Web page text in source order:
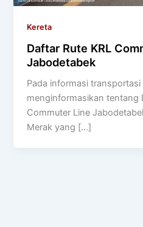
Kereta
Daftar Rute KRL
Jabodetabek
Pada informasi transportasi
menginformasikan tentang
Commuter Line
Merak yang […]